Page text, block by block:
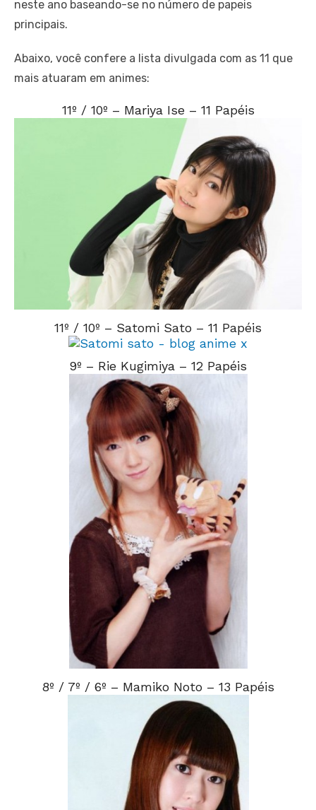
neste ano baseando-se no número de papeis
principais.
Abaixo, você confere a lista divulgada com as 11 que
mais atuaram em animes:
11º / 10º – Mariya Ise – 11 Papéis
11º / 10º – Satomi Sato – 11 Papéis
9º – Rie Kugimiya – 12 Papéis
8º / 7º / 6º – Mamiko Noto – 13 Papéis